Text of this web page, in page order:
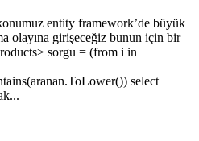
entity framework’de büyük
olayına girişeceğiz bunun için bir
sorgu = (from i in
select